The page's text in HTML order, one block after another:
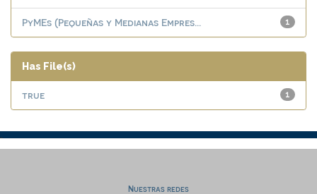
1
PyMEs (Pequeñas y Medianas Empres...
Has File(s)
1
true
Nuestras redes